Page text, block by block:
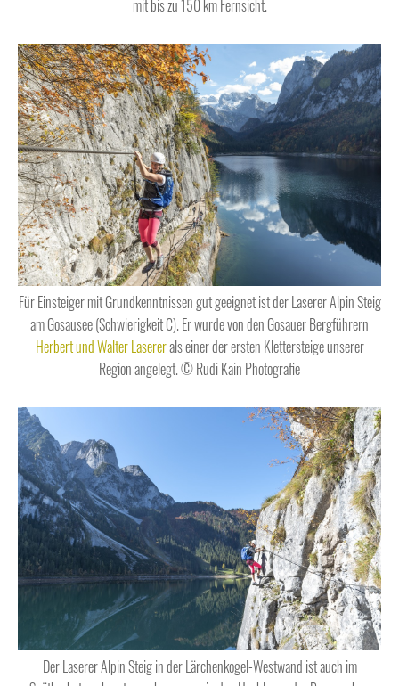
mit bis zu 150 km Fernsicht.
Für Einsteiger mit Grundkenntnissen gut geeignet ist der Laserer Alpin Steig
am Gosausee (Schwierigkeit C). Er wurde von den Gosauer Bergführern
Herbert und Walter Lasererals einer der ersten Klettersteige unserer
Region angelegt. © Rudi Kain Photografie
Der Laserer Alpin Steig in der Lärchenkogel-Westwand ist auch im